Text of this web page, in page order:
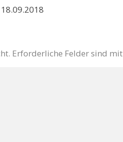
Erforderliche Felder sind mit